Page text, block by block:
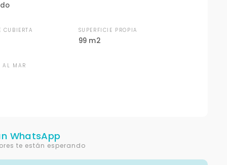
CUBIERTA SUPERFICIE PROPIA
99 m2
AL MAR
WhatsApp
te están esperando